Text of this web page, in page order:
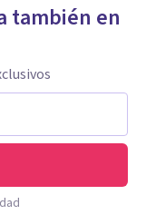
también en